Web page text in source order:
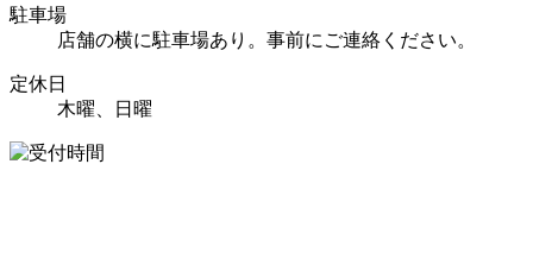
駐車場
店舗の横に駐車場あり。事前にご連絡ください。
定休日
木曜、日曜